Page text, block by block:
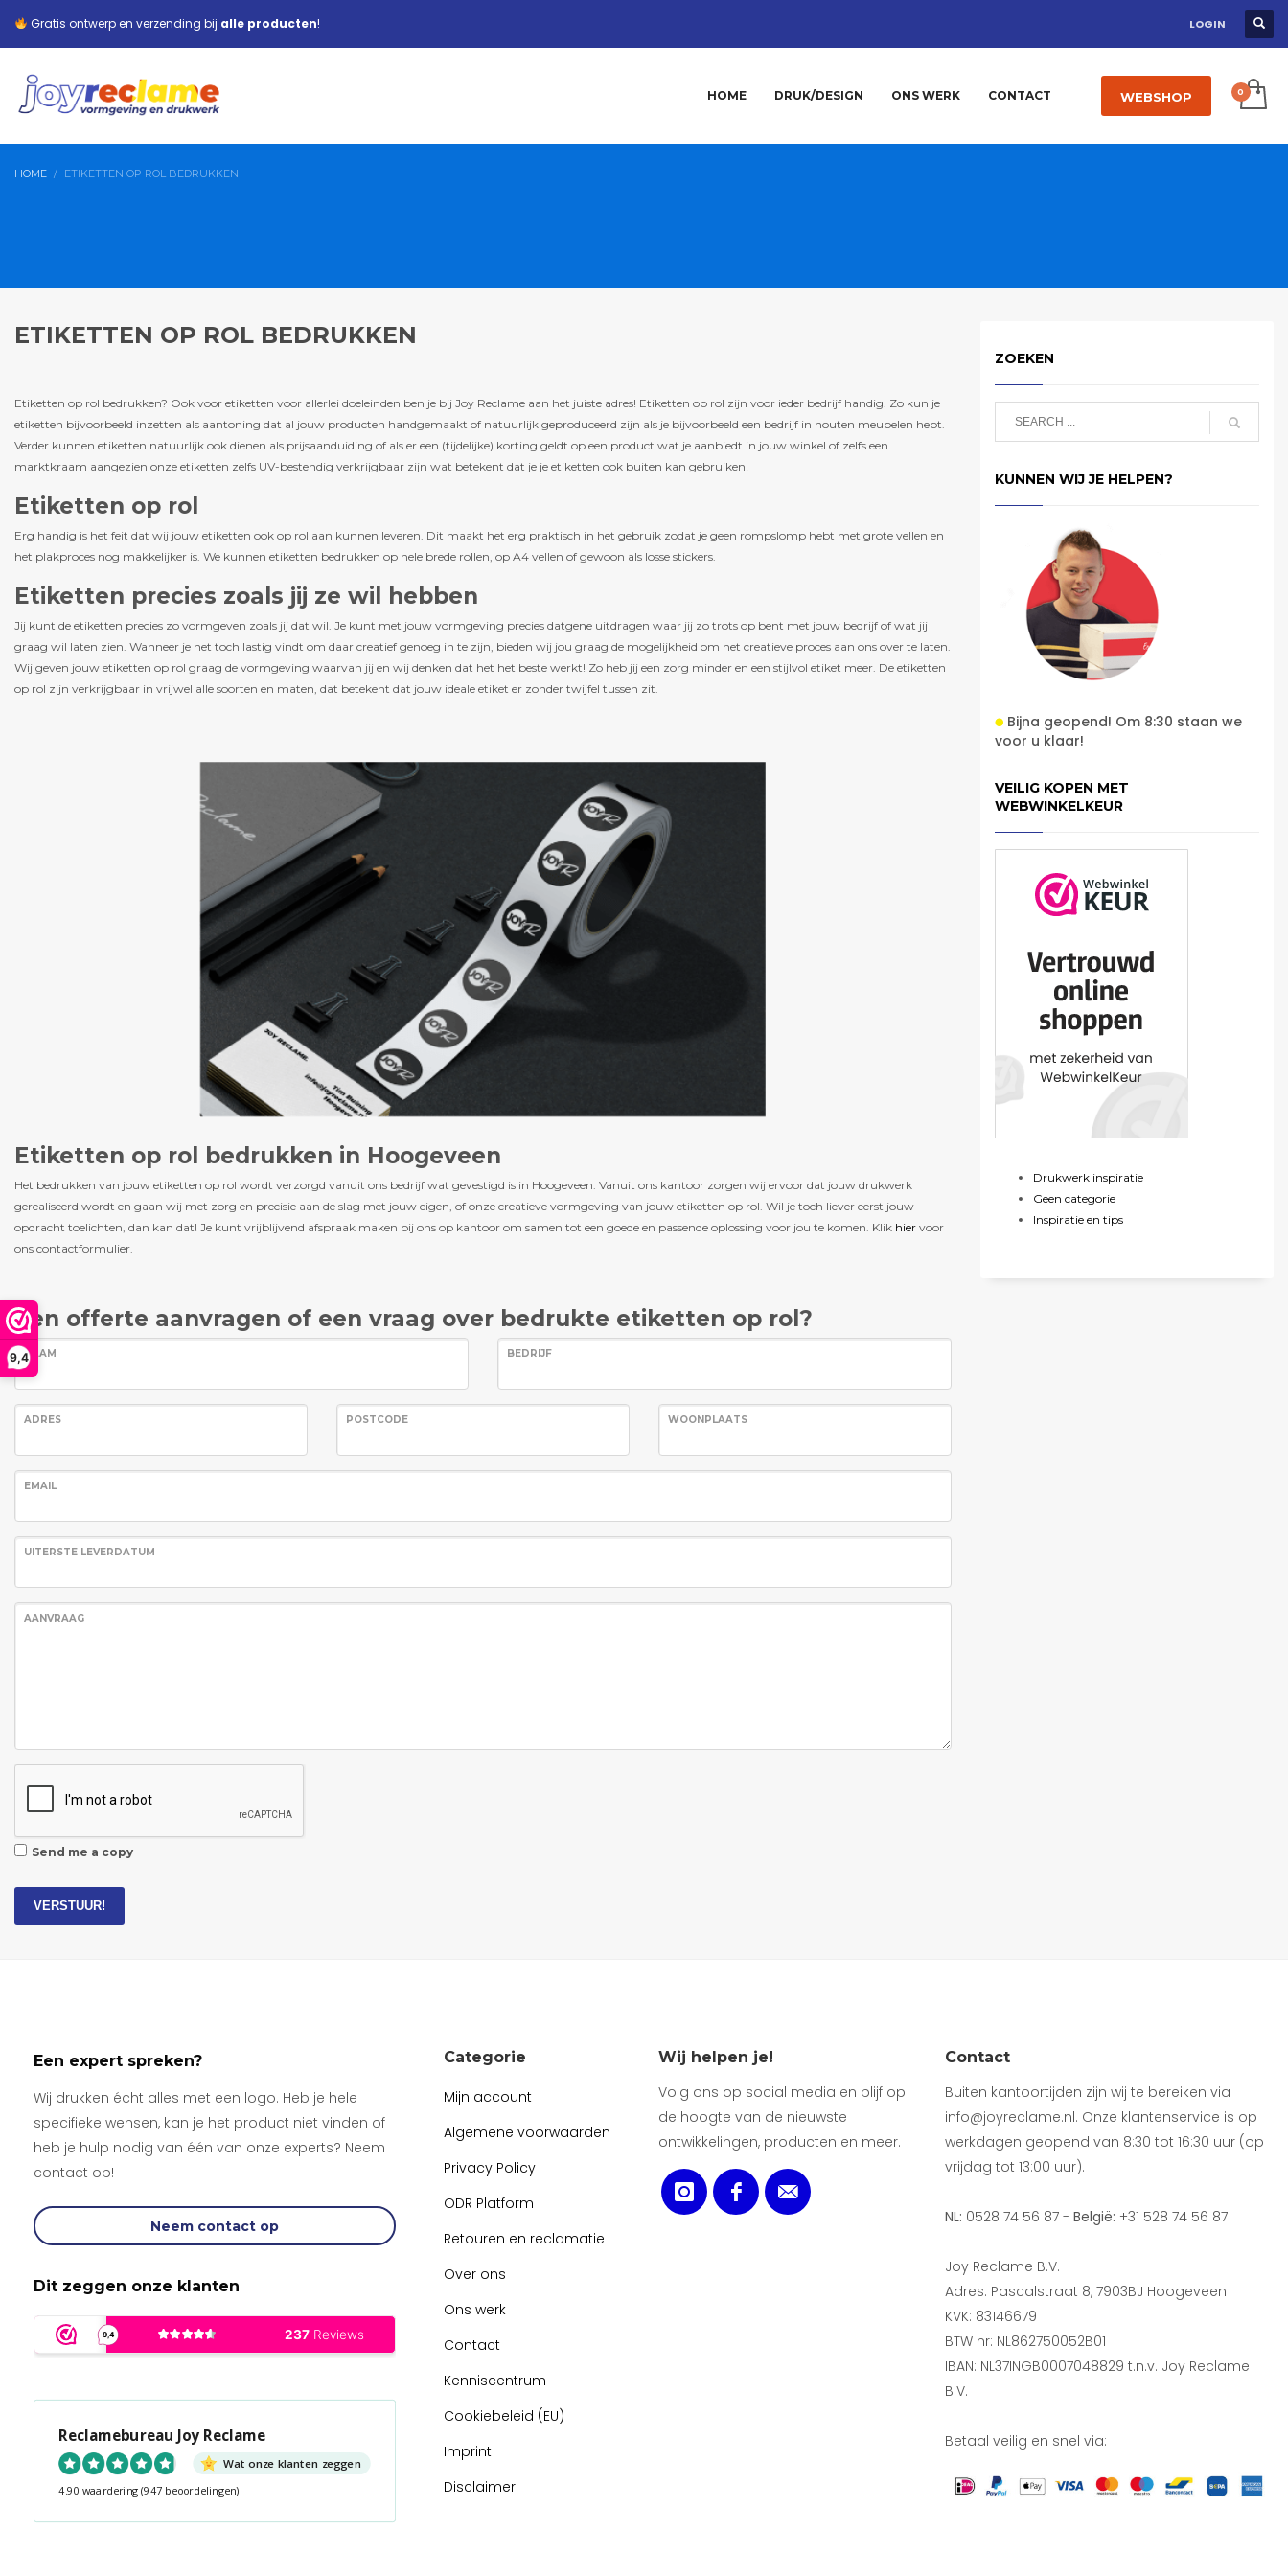
9,4
Gratis ontwerp en verzending bij alle producten! LOGIN
HOME DRUK/DESIGN ONS WERK CONTACT WEBSHOP
HOME ETIKETTEN OP ROL BEDRUKKEN
ETIKETTEN OP ROL BEDRUKKEN
Etiketten op rol bedrukken? Ook voor etiketten voor allerlei doeleinden ben je bij Joy Reclame aan het juiste adres! Etiketten op rol zijn voor ieder bedrijf handig. Zo kun je
etiketten bijvoorbeeld inzetten als aantoning dat al jouw producten handgemaakt of natuurlijk geproduceerd zijn als je bijvoorbeeld een bedrijf in houten meubelen hebt.
Verder kunnen etiketten natuurlijk ook dienen als prijsaanduiding of als er een (tijdelijke) korting geldt op een product wat je aanbiedt in jouw winkel of zelfs een
marktkraam aangezien onze etiketten zelfs UV-bestendig verkrijgbaar zijn wat betekent dat je je etiketten ook buiten kan gebruiken!
Etiketten op rol
Erg handig is het feit dat wij jouw etiketten ook op rol aan kunnen leveren. Dit maakt het erg praktisch in het gebruik zodat je geen rompslomp hebt met grote vellen en
het plakproces nog makkelijker is. We kunnen etiketten bedrukken op hele brede rollen, op A4 vellen of gewoon als losse stickers.
Etiketten precies zoals jij ze wil hebben
Jij kunt de etiketten precies zo vormgeven zoals jij dat wil. Je kunt met jouw vormgeving precies datgene uitdragen waar jij zo trots op bent met jouw bedrijf of wat jij
graag wil laten zien. Wanneer je het toch lastig vindt om daar creatief genoeg in te zijn, bieden wij jou graag de mogelijkheid om het creatieve proces aan ons over te laten.
Wij geven jouw etiketten op rol graag de vormgeving waarvan jij en wij denken dat het het beste werkt! Zo heb jij een zorg minder en een stijlvol etiket meer. De etiketten
op rol zijn verkrijgbaar in vrijwel alle soorten en maten, dat betekent dat jouw ideale etiket er zonder twijfel tussen zit.
Etiketten op rol bedrukken in Hoogeveen
Het bedrukken van jouw etiketten op rol wordt verzorgd vanuit ons bedrijf wat gevestigd is in Hoogeveen. Vanuit ons kantoor zorgen wij ervoor dat jouw drukwerk
gerealiseerd wordt en gaan wij met zorg en precisie aan de slag met jouw eigen, of onze creatieve vormgeving van jouw etiketten op rol. Wil je toch liever eerst jouw
opdracht toelichten, dan kan dat! Je kunt vrijblijvend afspraak maken bij ons op kantoor om samen tot een goede en passende oplossing voor jou te komen. Klik hier voor
ons contactformulier.
Een offerte aanvragen of een vraag over bedrukte etiketten op rol?
NAAM BEDRIJF
ADRES POSTCODE WOONPLAATS
EMAIL
UITERSTE LEVERDATUM
AANVRAAG
Send me a copy
VERSTUUR!
ZOEKEN
KUNNEN WIJ JE HELPEN?
Bijna geopend! Om 8:30 staan we
voor u klaar!
VEILIG KOPEN MET
WEBWINKELKEUR
Drukwerk inspiratie
Geen categorie
Inspiratie en tips
Een expert spreken?
Wij drukken écht alles met een logo. Heb je hele
specifieke wensen, kan je het product niet vinden of
heb je hulp nodig van één van onze experts? Neem
contact op!
Neem contact op
Dit zeggen onze klanten
Reclamebureau Joy Reclame
Wat onze klanten zeggen
4.90 waardering (947 beoordelingen)
Categorie
Mijn account
Algemene voorwaarden
Privacy Policy
ODR Platform
Retouren en reclamatie
Over ons
Ons werk
Contact
Kenniscentrum
Cookiebeleid (EU)
Imprint
Disclaimer
Wij helpen je!
Volg ons op social media en blijf op
de hoogte van de nieuwste
ontwikkelingen, producten en meer.
Contact
Buiten kantoortijden zijn wij te bereiken via
info@joyreclame.nl. Onze klantenservice is op
werkdagen geopend van 8:30 tot 16:30 uur (op
vrijdag tot 13:00 uur).
NL: 0528 74 56 87 - België: +31 528 74 56 87
Joy Reclame B.V.
Adres: Pascalstraat 8, 7903BJ Hoogeveen
KVK: 83146679
BTW nr: NL862750052B01
IBAN: NL37INGB0007048829 t.n.v. Joy Reclame
B.V.
Betaal veilig en snel via: